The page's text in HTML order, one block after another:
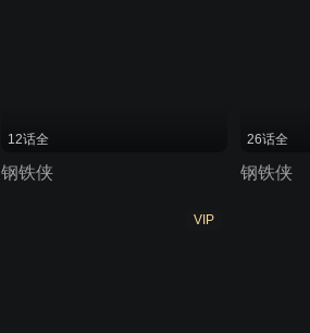
12话全
钢铁侠
26话全
钢铁侠
VIP